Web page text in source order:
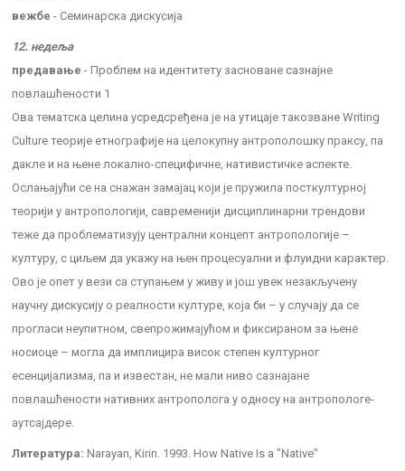
вежбе - Семинарска дискусија
12. недеља
предавање - Проблем на идентитету засноване сазнајне
повлашћености 1
Ова тематска целина усредсређена је на утицаје такозване Writing
Culture теорије етнографије на целокупну антрополошку праксу, па
дакле и на њене локално-специфичне, нативистичке аспекте.
Ослањајући се на снажан замајац који је пружила посткултурној
теорији у антропологији, савременији дисциплинарни трендови
теже да проблематизују централни концепт антропологије –
културу, с циљем да укажу на њен процесуални и флуидни карактер.
Ово је опет у вези са ступањем у живу и још увек незакључену
научну дискусију о реалности културе, која би – у случају да се
прогласи неупитном, свепрожимајућом и фиксираном за њене
носиоце – могла да имплицира висок степен културног
есенцијализма, па и известан, не мали ниво сазнајане
повлашћености нативних антрополога у односу на антропологе-
аутсајдере.
Литература: Narayan, Kirin. 1993. How Native Is a "Native"